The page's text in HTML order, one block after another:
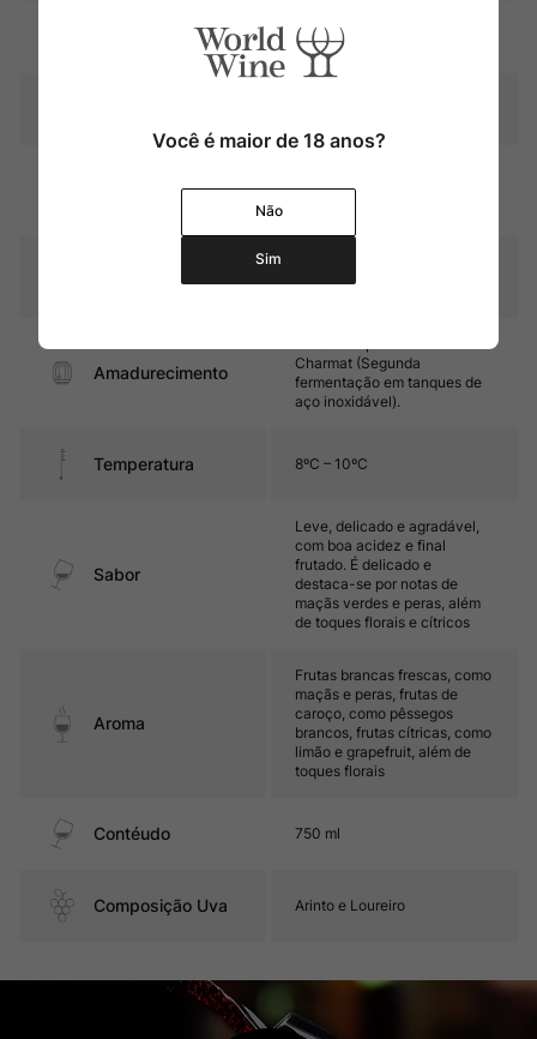
Vinho Verde
dourados, perlage fina e
Amadurecimento
Charmat (Segunda
fermentação em tanques de
aço inoxidável).
Temperatura 8ºC – 10ºC
Sabor
Leve, delicado e agradável,
com boa acidez e final
frutado. É delicado e
destaca-se por notas de
maçãs verdes e peras, além
de toques florais e cítricos
Aroma
Frutas brancas frescas, como
maçãs e peras, frutas de
caroço, como pêssegos
brancos, frutas cítricas, como
limão e grapefruit, além de
toques florais
Contéudo 750 ml
Composição Uva Arinto e Loureiro
Você é maior de 18 anos?
Não
Sim